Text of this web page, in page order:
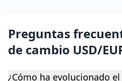
Preguntas
de cambio USD/
¿Cómo ha evolucionado